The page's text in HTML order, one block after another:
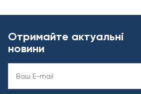
Отримайте актуальні
новини